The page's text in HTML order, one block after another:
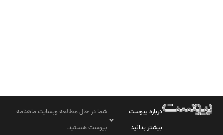
تحریریه
درباره پیوست
بیشتر بدانید
شما در حال مطالعه وبسایت ماهنامه
پیوست هستید.